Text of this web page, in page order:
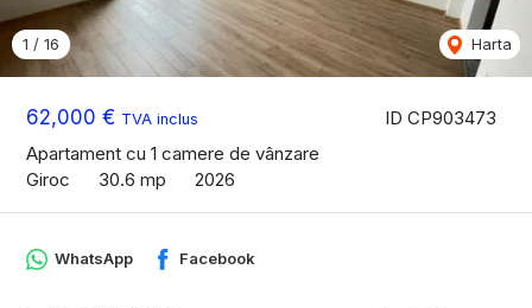
ID CP903473
62,000 € TVA inclus
Apartament cu 1 camere de vânzare
Giroc
30.6 mp 2026
1 / 16 Harta
WhatsApp Facebook